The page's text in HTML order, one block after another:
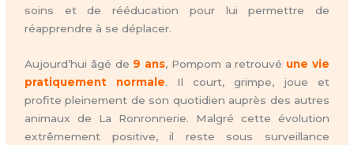
soins et de rééducation pour lui permettre de
réapprendre à se déplacer.
Aujourd’hui âgé de 9 ans, Pompom a retrouvé une vie
pratiquement normale. Il court, grimpe, joue et
profite pleinement de son quotidien auprès des autres
animaux de La Ronronnerie. Malgré cette évolution
extrêmement positive, il reste sous surveillance